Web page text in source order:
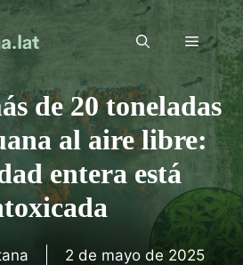
Menú
de 20 toneladas
al aire libre:
entera está
2 de mayo de 2025